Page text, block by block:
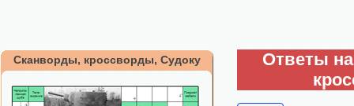
Сканворды, кроссворды, Судоку
Ответы